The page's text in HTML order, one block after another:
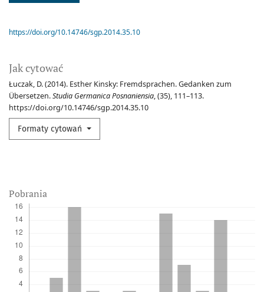
Jak cytować
Łuczak, D. (2014). Esther Kinsky: Fremdsprachen. Gedanken zum
Übersetzen.Studia Germanica Posnaniensia, (35), 111–113.
https://doi.org/10.14746/sgp.2014.35.10
Formaty cytowań
https://doi.org/10.14746/sgp.2014.35.10
Pobrania